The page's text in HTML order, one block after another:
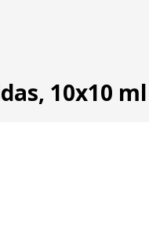
10x10 ml